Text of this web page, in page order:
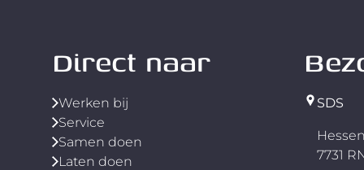
Direct naar
Werken bij
Service
Samen doen
Laten doen
SDS
7731